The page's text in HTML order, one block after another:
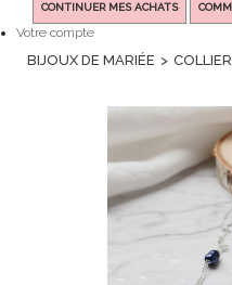
CONTINUER MES ACHATS
Votre compte
BIJOUX DE MARIÉE >